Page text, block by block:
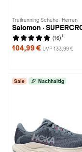
Trailrunning Schuhe · Herren
Salomon ·
(16) 1
104,99 € UVP 133,99 €
Sale Nachhaltig